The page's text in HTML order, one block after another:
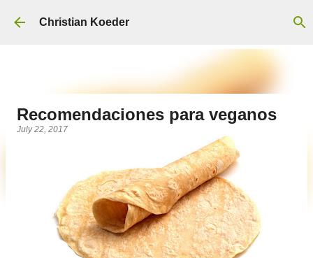
Skip to main content
Christian Koeder
Recomendaciones para veganos
July 22, 2017